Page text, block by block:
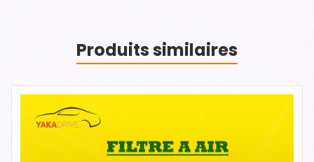
Produits similaires